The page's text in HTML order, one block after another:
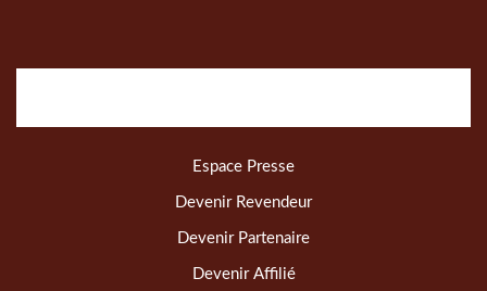
Espace Presse
Devenir Revendeur
Devenir Partenaire
Devenir Affilié